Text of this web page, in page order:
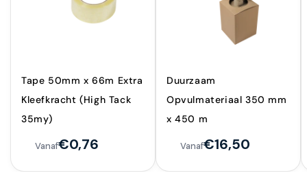
Tape 50mm x 66m Extra
Kleefkracht (High Tack
35my)
Vanaf€0,76
Duurzaam
Opvulmateriaal 350 mm
x 450 m
Vanaf€16,50